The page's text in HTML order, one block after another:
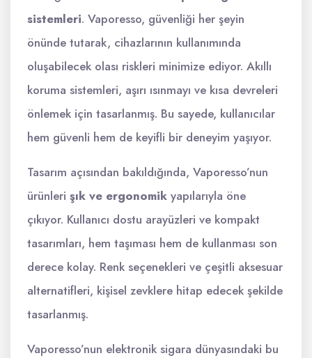
sistemleri. Vaporesso, güvenliği her şeyin
önünde tutarak, cihazlarının kullanımında
oluşabilecek olası riskleri minimize ediyor. Akıllı
koruma sistemleri, aşırı ısınmayı ve kısa devreleri
önlemek için tasarlanmış. Bu sayede, kullanıcılar
hem güvenli hem de keyifli bir deneyim yaşıyor.
Tasarım açısından bakıldığında, Vaporesso’nun
ürünleri şık ve ergonomik yapılarıyla öne
çıkıyor. Kullanıcı dostu arayüzleri ve kompakt
tasarımları, hem taşıması hem de kullanması son
derece kolay. Renk seçenekleri ve çeşitli aksesuar
alternatifleri, kişisel zevklere hitap edecek şekilde
tasarlanmış.
Vaporesso’nun elektronik sigara dünyasındaki bu